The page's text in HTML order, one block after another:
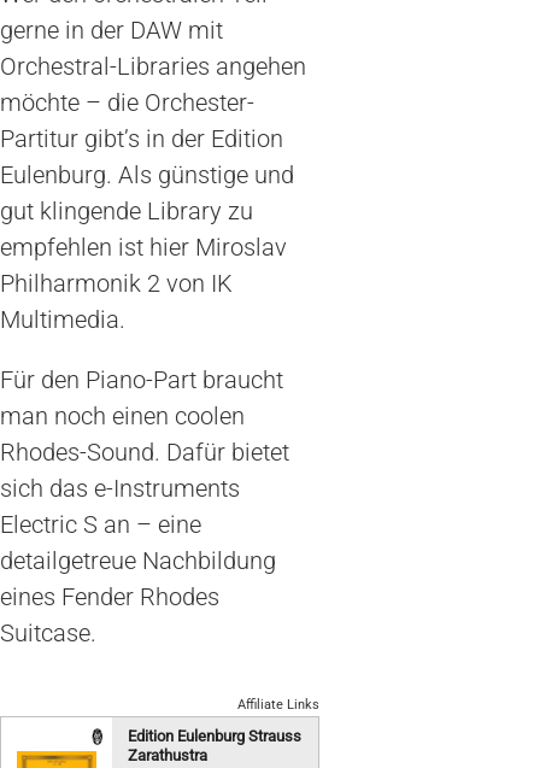
gerne in der DAW mit
Orchestral-Libraries angehen
möchte – die Orchester-
Partitur gibt’s in der Edition
Eulenburg. Als günstige und
gut klingende Library zu
empfehlen ist hier Miroslav
Philharmonik 2 von IK
Multimedia.
Für den Piano-Part braucht
man noch einen coolen
Rhodes-Sound. Dafür bietet
sich das e-Instruments
Electric S an – eine
detailgetreue Nachbildung
eines Fender Rhodes
Suitcase.
Affiliate Links
Edition Eulenburg Strauss
Zarathustra